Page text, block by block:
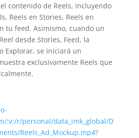
contenido de Reels, incluyendo
Reels en Stories, Reels en
tu feed. Asimismo, cuando un
desde Stories, Feed, la
Explorar, se iniciará un
exclusivamente Reels que
:v:/r/personal/data_imk_global/D
Reels_Ad_Mockup.mp4?